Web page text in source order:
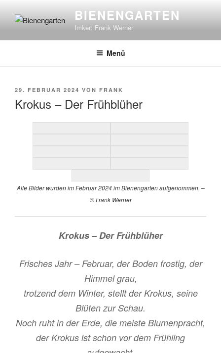
Inhalt
BIENENGARTEN
Imker: Frank Werner
Menü
VERÖFFENTLICHT
29. FEBRUAR 2024 VON FRANK
Krokus – Der Frühblüher
Alle Bilder wurden im Februar 2024 im Bienengarten aufgenommen. –
© Frank Werner
Krokus – Der Frühblüher
Frisches Jahr – Februar, der Boden frostig, der
Himmel grau,
trotzend dem Winter, stellt der Krokus, seine
Blüten zur Schau.
Noch ruht in der Erde, die meiste Blumenpracht,
der Krokus ist schon vor dem Frühling